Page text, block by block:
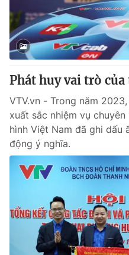
Liên hệ tòa soạn
THỜI BÁO VTV
Theo dõi báo trên
Cơ quan chủ quản:Đài
Giấy phép hoạt động báo in
cấp ngày 29/12/2023
Tổng Biên tập:
Vũ Thanh Thủy
Phó Tổng Biên tập:Nguyễn
Phát huy vai trò
VTV.vn - Trong năm
xuất sắc nhiệm vụ
hình Việt Nam đã ghi dấu
động ý nghĩa.